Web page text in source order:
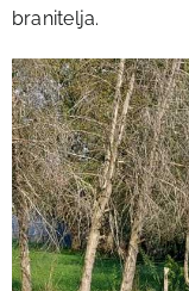
branitelja.